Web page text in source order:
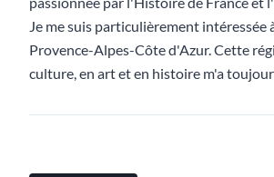
Je me suis particulièrement intéressée
Provence-Alpes-Côte d'Azur. Cette
culture, en art et en histoire m'a